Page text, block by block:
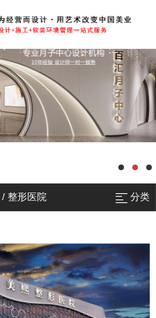
/整形医院 分类